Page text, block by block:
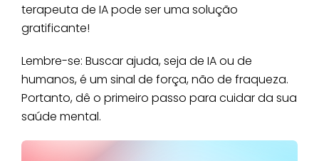
terapeuta de IA pode ser uma solução
gratificante!
Lembre-se: Buscar ajuda, seja de IA ou de
humanos, é um sinal de força, não de fraqueza.
Portanto, dê o primeiro passo para cuidar da sua
saúde mental.